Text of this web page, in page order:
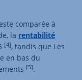
comparée à
la rentabilité
[4], tandis que Les
en bas du
[5].